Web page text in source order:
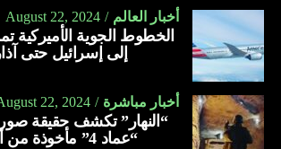
أخبار العالم August 22, 2024
الخطوط الجوية الأميركية
إلى إسرائيل حتى
أخبار مباشرة 22, 2024
“النهار” تكشف حقيقة
“عماد 4” مأخوذة من أوكرانيا….